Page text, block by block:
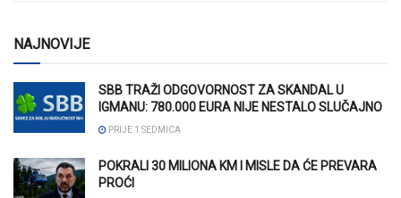
NAJNOVIJE
SBB TRAŽI ODGOVORNOST ZA SKANDAL U
IGMANU: 780.000 EURA NIJE NESTALO SLUČAJNO
PRIJE 1 SEDMICA
POKRALI 30 MILIONA KM I MISLE DA ĆE PREVARA
PROĆI